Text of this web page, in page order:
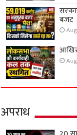
बजट
अपराध